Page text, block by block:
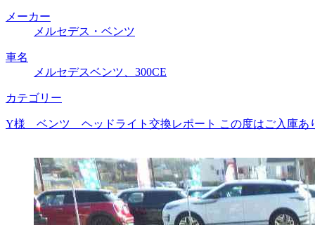
メーカー
メルセデス・ベンツ
車名
メルセデスベンツ、300CE
カテゴリー
Y様 ベンツ ヘッドライト交換レポート この度はご入庫あ